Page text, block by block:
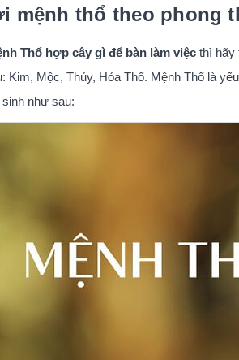
mệnh thổ theo phong
Thổ hợp cây gì để bàn làm việcthì hãy
Kim, Mộc, Thủy, Hỏa Thổ. Mệnh Thổ là
như sau: